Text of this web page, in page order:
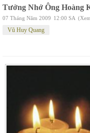
Tưởng Nhớ Ông Hoàng
07 Tháng Năm 2009 12:00 SA
Vũ Huy Quang